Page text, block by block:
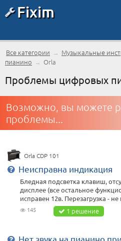
Fixim
Все категории → Музыкальные
пианино → Orla
Проблемы цифровых
Возможно, вы можете
проблемы...
Orla CDP 101
Неисправна индикация
Бледная подсветка клавиш,
дисплее (все остальное
исправен 12в. Перезагрузка - не
145 1 решение
Нет звука на пианино